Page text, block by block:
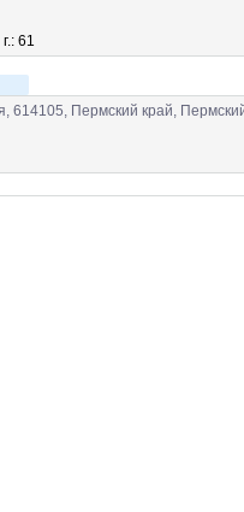
61
614105, Пермский край,